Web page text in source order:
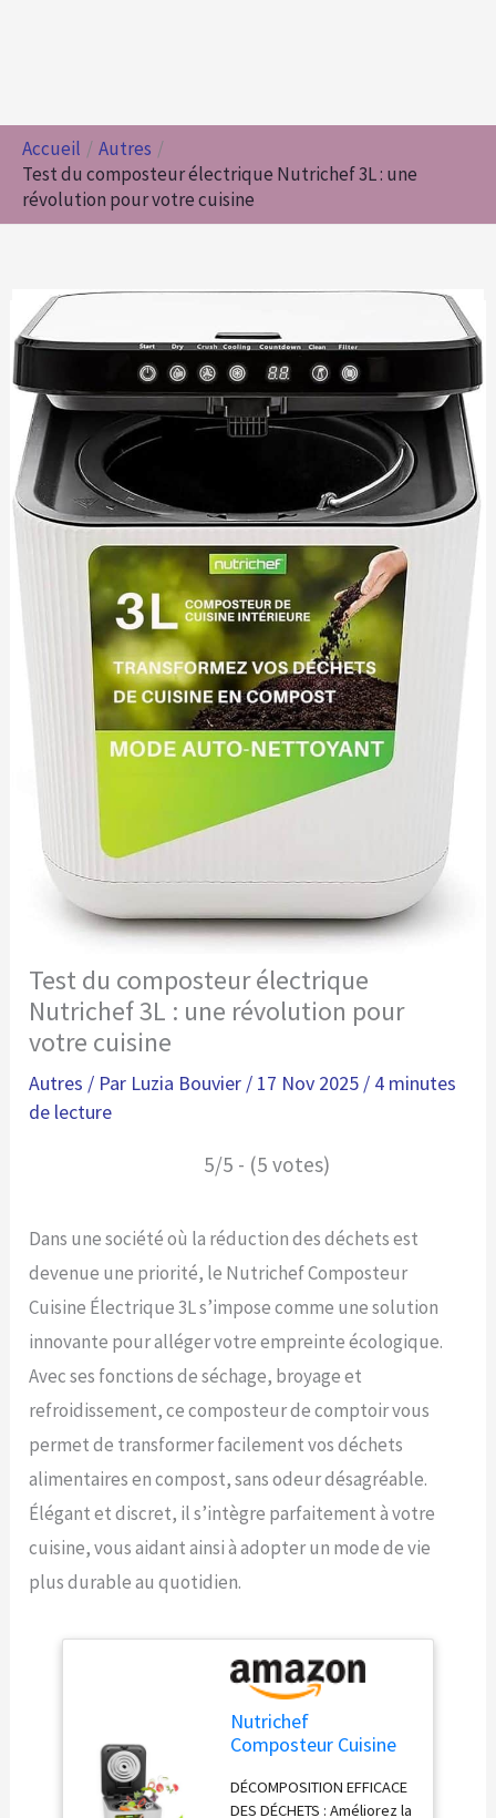
Accueil
Autres
Test du composteur électrique Nutrichef 3L : une
révolution pour votre cuisine
Test du composteur électrique
Nutrichef 3L : une révolution pour
votre cuisine
Autres / Par Luzia Bouvier / 17 Nov 2025 / 4 minutes
de lecture
5/5 - (5 votes)
Dans une société où la réduction des déchets est
devenue une priorité, le Nutrichef Composteur
Cuisine Électrique 3L s’impose comme une solution
innovante pour alléger votre empreinte écologique.
Avec ses fonctions de séchage, broyage et
refroidissement, ce composteur de comptoir vous
permet de transformer facilement vos déchets
alimentaires en compost, sans odeur désagréable.
Élégant et discret, il s’intègre parfaitement à votre
cuisine, vous aidant ainsi à adopter un mode de vie
plus durable au quotidien.
Nutrichef
Composteur Cuisine
Poubelle Compost
DÉCOMPOSITION EFFICACE
DES DÉCHETS : Améliorez la